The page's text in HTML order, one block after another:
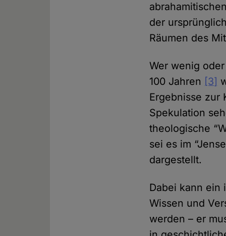
abrahamitischen
der
Räumen des
Wer wenig
100 Jahren
[3]
Ergebnisse zur
Spekulation
theologische
sei es im
dargestellt.
Dabei kann ein
Wissen und
werden – er